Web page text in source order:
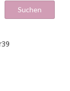
Suchen
39